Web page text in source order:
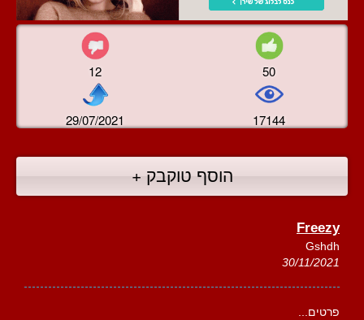
12 50
29/07/2021 17144
הוסף טוקבק +
Freezy
Gshdh
30/11/2021
פרטים...